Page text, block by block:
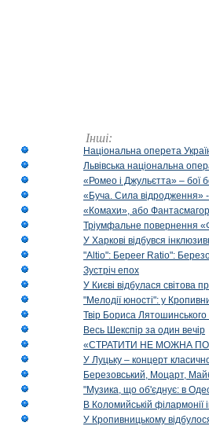
Інші:
Національна оперета
Львівська національна
«Ромео і Джульєтта» – бої
«Буча. Сила відродження»
«Комахи», або
Тріумфальне повернення
У Харкові відбувся
"Altio": Береer Ratio":
Зустріч епох
У Києві відбулася світова
"Мелодії юності": у
Твір Бориса
Весь Шекспір за один вечір
«СТРАТИТИ НЕ МОЖНА
У Луцьку – концерт
Березовський, Моцарт,
"Музика, що об'єднує: в
В Коломийській
У Кропивницькому